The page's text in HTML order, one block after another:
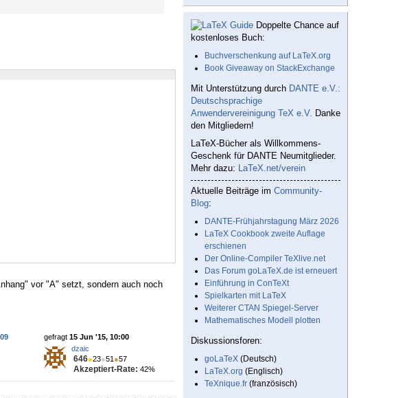
vor "A" setzt, sondern auch noch
gefragt 15 Jun '15, 10:00
dzaic
646●23●51 ●57
Akzeptiert-Rate: 42%
Doppelte Chance auf
kostenloses Buch:
Buchverschenkung auf LaTeX.org
Book Giveaway on StackExchange
Mit Unterstützung durch DANTE e.V.:
Deutschsprachige
Anwendervereinigung TeX e.V. Danke
den Mitgliedern!
LaTeX-Bücher als Willkommens-
Geschenk für DANTE Neumitglieder.
Mehr dazu: LaTeX.net/verein
Aktuelle Beiträge im Community-
Blog:
DANTE-Frühjahrstagung März 2026
LaTeX Cookbook zweite Auflage
erschienen
Der Online-Compiler TeXlive.net
Das Forum goLaTeX.de ist erneuert
Einführung in ConTeXt
Spielkarten mit LaTeX
Weiterer CTAN Spiegel-Server
Mathematisches Modell plotten
Diskussionsforen:
goLaTeX (Deutsch)
LaTeX.org (Englisch)
TeXnique.fr (französisch)